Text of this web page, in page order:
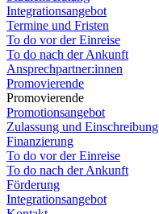
Integrationsangebot
Termine und Fristen
To do vor der Einreise
To do nach der Ankunft
Ansprechpartner:innen
Promovierende
Promovierende
Promotionsangebot
Zulassung und Einschreibung
Finanzierung
To do vor der Einreise
To do nach der Ankunft
Förderung
Integrationsangebot